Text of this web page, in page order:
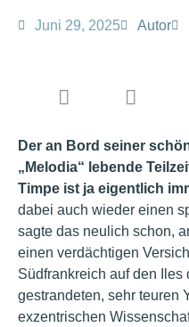
Juni 29, 2025 Autor
Der an Bord seiner
„Melodia“ lebende
Timpe ist ja eigentlich
dabei auch wieder einen
sagte das neulich schon,
einen verdächtigen
Südfrankreich auf den
gestrandeten, sehr teuren
exzentrischen